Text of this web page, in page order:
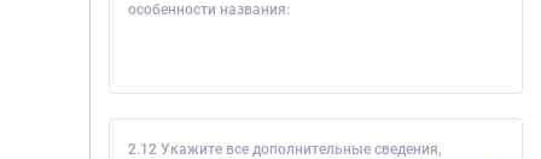
особенности названия:
2.12 Укажите все дополнительные сведения,